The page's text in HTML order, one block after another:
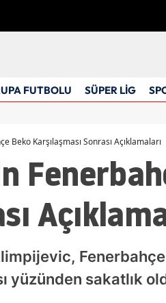
FUTBOLU SÜPER LİG
Beko Karşılaşması Sonrası Açıklamaları
Fenerbahçe
yüzünden sakatlık